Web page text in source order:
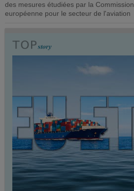
des mesures étudiées par la Commission
européenne pour le secteur de l'aviation